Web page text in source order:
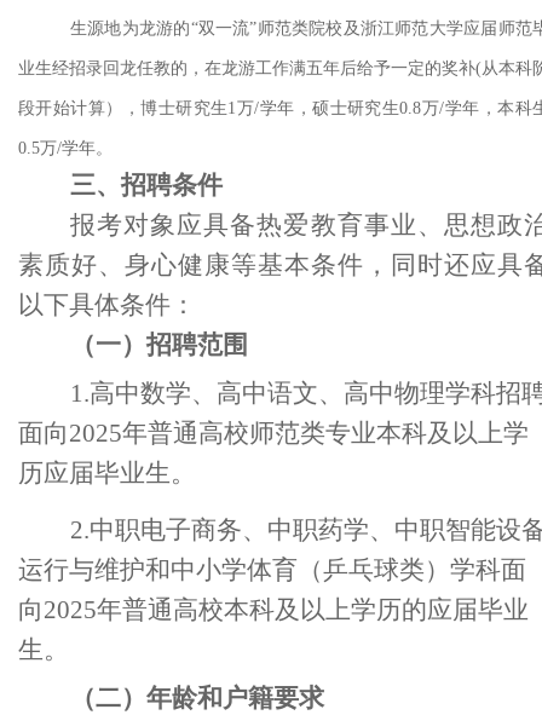
生源地为龙游的“双一流”师范类院校及浙江师范大学应届师范
业生经招录回龙任教的，在龙游工作满五年后给予一定的奖补(从本科
段开始计算），博士研究生1万/学年，硕士研究生0.8万/学年，本科
0.5万/学年。
三、招聘条件
报考对象应具备热爱教育事业、思想政
素质好、身心健康等基本条件，同时还应具
以下具体条件：
（一）招聘范围
1.高中数学、高中语文、高中物理学科招
面向2025年普通高校师范类专业本科及以上学
历应届毕业生。
2.中职电子商务、中职药学、中职智能设
运行与维护和中小学体育（乒乓球类）学科面
向2025年普通高校本科及以上学历的应届毕业
生。
（二）年龄和户籍要求